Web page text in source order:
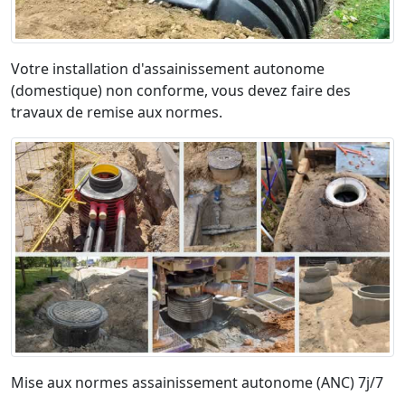
Votre installation d'assainissement autonome
(domestique) non conforme, vous devez faire des
travaux de remise aux normes.
Mise aux normes assainissement autonome (ANC) 7j/7